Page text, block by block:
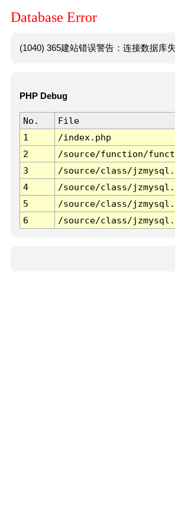
Database Error
(1040) 365建站错误警告：连接数据库
PHP Debug
No. File
1
/index.php
2
/source/function/
3
/source/class/
4
/source/class/
5
/source/class/
6
/source/class/